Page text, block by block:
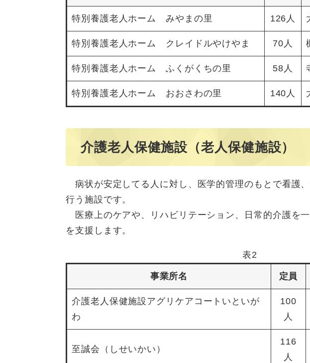
特別養護老人ホーム みやまの里 126人
特別養護老人ホーム クレイドルやけやま 70人
特別養護老人ホーム ふくがくちの里 58人
特別養護老人ホーム おおさわの里 140人
介護老人保健施設（老人保健施設）
病状が安定してる人に対し、医学的管理のもとで看護
行う施設です。
医療上のケアや、リハビリテーション、日常的介護を
を支援します。
表2
事業所名 定員
介護老人保健施設アグリケアコートいといが
わ
100
人
至誠会（しせいかい）
116
人